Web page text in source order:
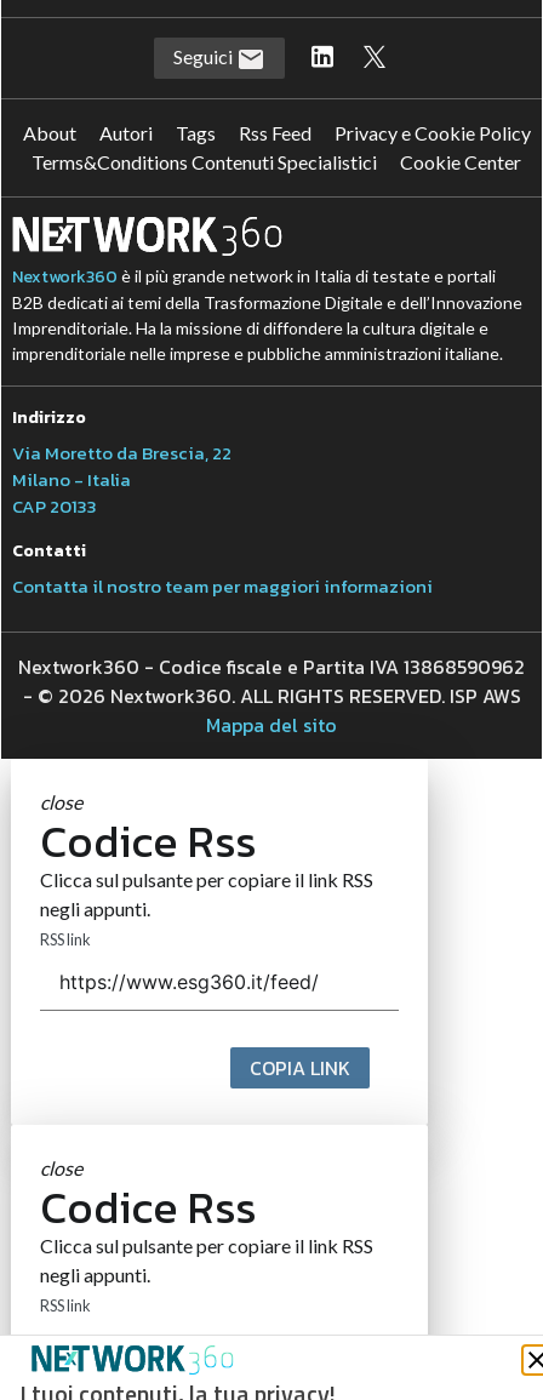
Seguici
About Autori Tags Rss Feed
Privacy e Cookie Policy
Terms&Conditions Contenuti Specialistici
Cookie Center
Nextwork360 è il più grande network in Italia di testate e portali
B2B dedicati ai temi della Trasformazione Digitale e dell’Innovazione
Imprenditoriale. Ha la missione di diffondere la cultura digitale e
imprenditoriale nelle imprese e pubbliche amministrazioni italiane.
Indirizzo
Via Moretto da Brescia, 22
Milano - Italia
CAP 20133
Contatti
Contatta il nostro team per maggiori informazioni
Nextwork360 - Codice fiscale e Partita IVA 13868590962
- © 2026 Nextwork360. ALL RIGHTS RESERVED. ISP AWS
Mappa del sito
close
Codice Rss
Clicca sul pulsante per copiare il link RSS
negli appunti.
RSS link
COPIA LINK
close
Codice Rss
Clicca sul pulsante per copiare il link RSS
negli appunti.
RSS link